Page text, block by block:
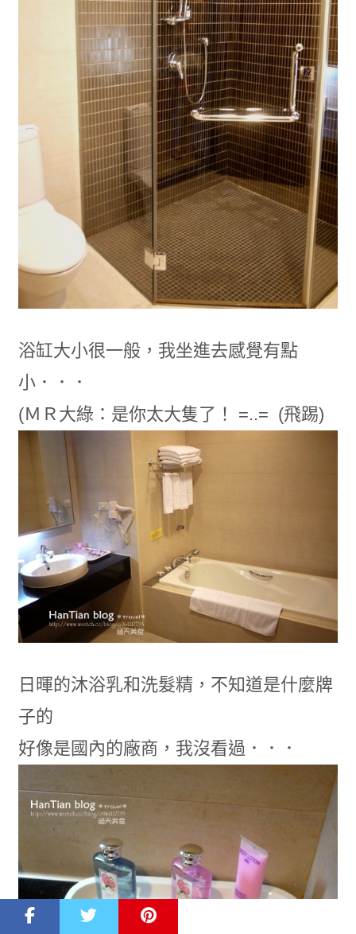
浴缸大小很一般，我坐進去感覺有點
小．．．
(ＭＲ大綠：是你太大隻了！ =..= (飛踢)
日暉的沐浴乳和洗髮精，不知道是什麼牌
子的
好像是國內的廠商，我沒看過．．．